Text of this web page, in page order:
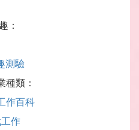
：
測驗
種類：
作百科
作